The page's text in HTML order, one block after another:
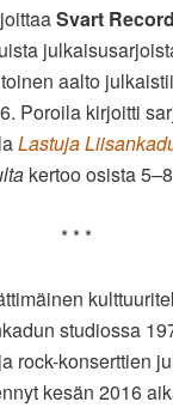
Svart
aalto
Poroila kirjoitti
Lastuja
kertoo osista
* * *
studiossa
rock-konserttien
kesän 2016